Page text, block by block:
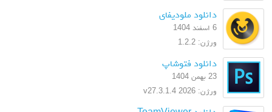
دانلود ملودیفای
6 اسفند 1404
ورژن: 1.2.2
دانلود فتوشاپ
23 بهمن 1404
ورژن: 2026 v27.3.1.4